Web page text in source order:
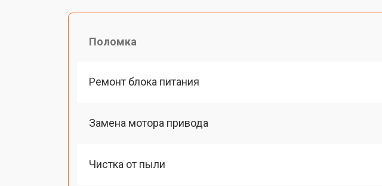
Поломка
Ремонт блока питания
Замена мотора привода
Чистка от пыли